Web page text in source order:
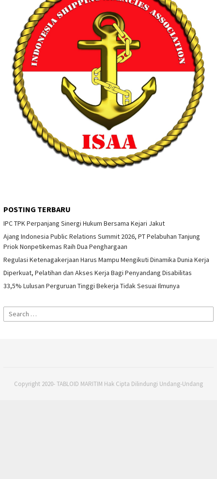
POSTING TERBARU
IPC TPK Perpanjang Sinergi Hukum Bersama Kejari Jakut
Ajang Indonesia Public Relations Summit 2026, PT Pelabuhan Tanjung
Priok Nonpetikemas Raih Dua Penghargaan
Regulasi Ketenagakerjaan Harus Mampu Mengikuti Dinamika Dunia Kerja
Diperkuat, Pelatihan dan Akses Kerja Bagi Penyandang Disabilitas
33,5% Lulusan Perguruan Tinggi Bekerja Tidak Sesuai Ilmunya
Search
for:
Copyright 2020- TABLOID MARITIM Hak Cipta Dilindungi Undang-Undang